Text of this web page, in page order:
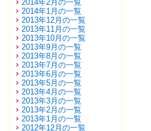
2014年2月の一覧
2014年1月の一覧
2013年12月の一覧
2013年11月の一覧
2013年10月の一覧
2013年9月の一覧
2013年8月の一覧
2013年7月の一覧
2013年6月の一覧
2013年5月の一覧
2013年4月の一覧
2013年3月の一覧
2013年2月の一覧
2013年1月の一覧
2012年12月の一覧